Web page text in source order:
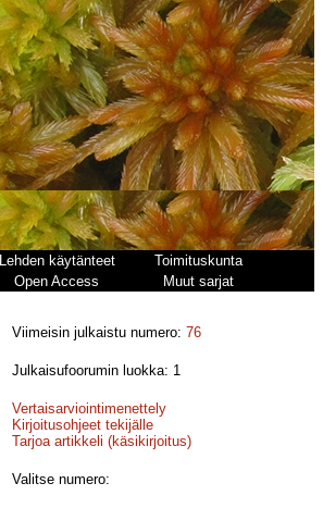
Lehden käytänteet
Toimituskunta
Open Access Muut sarjat
Viimeisin julkaistu numero:76
Julkaisufoorumin luokka: 1
Vertaisarviointimenettely
Kirjoitusohjeet tekijälle
Tarjoa artikkeli (käsikirjoitus)
Valitse numero: